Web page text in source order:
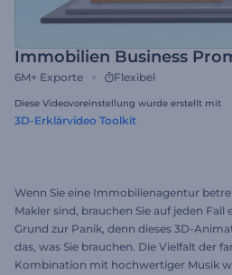
Immobilien Business
6M+ Exporte Flexibel
Diese Videovoreinstellung wurde erstellt mit
3D-Erklärvideo Toolkit
Wenn Sie eine Immobilienagentur
Makler sind, brauchen Sie auf jeden
Grund zur Panik, denn dieses 3D-
das, was Sie brauchen. Die Vielfalt der
Kombination mit hochwertiger Musik